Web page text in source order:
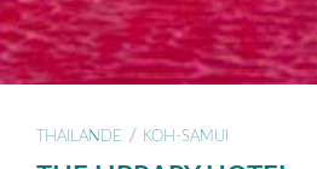
THAILANDE / KOH-SAMUI